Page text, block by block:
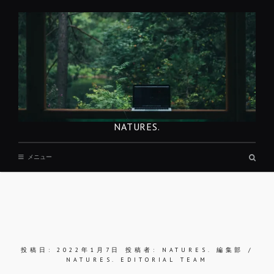
NATURES.
メニュー
投稿日:2022年1月7日 投稿者:
NATURES. 編集部 /
NATURES. EDITORIAL TEAM